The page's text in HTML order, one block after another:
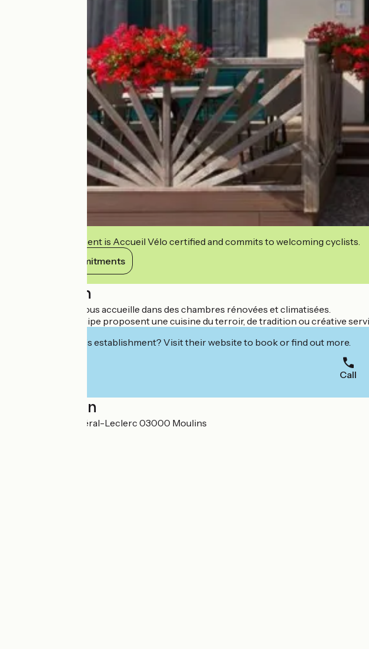
This establishment is Accueil Vélo certified and commits to welcoming cyclists.
View its commitments
Description
L'établissement vous accueille dans des chambres rénovées et climatisées.
Le chef et son équipe proposent une cuisine du terroir, de tradition ou créative
Interested in this establishment? Visit their website to book or find out more.
Call
Localisation
31 avenue du Général-Leclerc 03000 Moulins